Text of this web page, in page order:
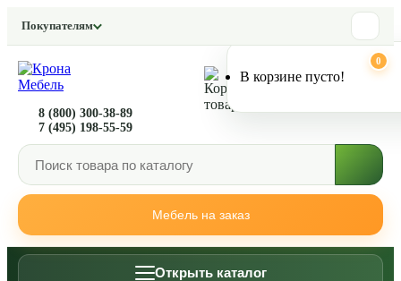
Покупателям
Мебель на заказ
8 (800) 300-38-89
7 (495) 198-55-59
0
В корзине пусто!
Открыть каталог